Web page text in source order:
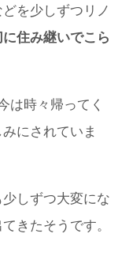
を少しずつリノ
に住み継いでこら
は時々帰ってく
にされていま
しずつ大変にな
きたそうです。